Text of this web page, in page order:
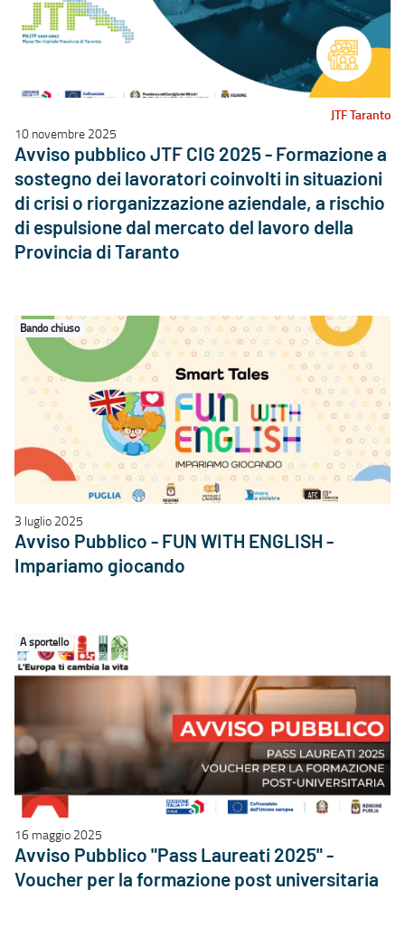
JTF Taranto
10 novembre 2025
Avviso pubblico JTF CIG 2025 - Formazione a
sostegno dei lavoratori coinvolti in situazioni
di crisi o riorganizzazione aziendale, a rischio
di espulsione dal mercato del lavoro della
Provincia di Taranto
Bando chiuso
3 luglio 2025
Avviso Pubblico - FUN WITH ENGLISH -
Impariamo giocando
A sportello
16 maggio 2025
Avviso Pubblico "Pass Laureati 2025" -
Voucher per la formazione post universitaria